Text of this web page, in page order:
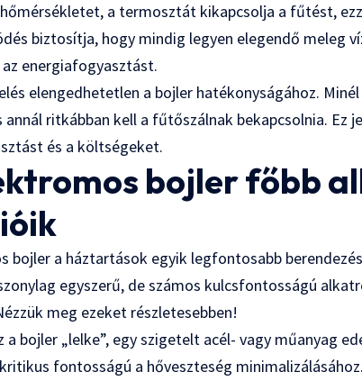
a termosztát kikapcsolja a fűtést,
biztosítja, hogy mindig legyen elegendő meleg
energiafogyasztást.
elengedhetetlen a bojler hatékonyságához.
annál ritkábban kell a fűtőszálnak bekapcsolnia. Ez
és a költségeket.
bojler főbb
bojler a háztartások egyik legfontosabb
egyszerű, de számos kulcsfontosságú
meg ezeket részletesebben!
a bojler „lelke”, egy szigetelt acél- vagy műanyag
fontosságú a hőveszteség